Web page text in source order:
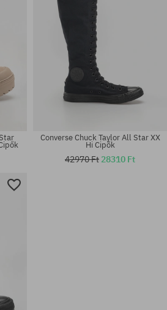
Converse Chuck Taylor All Star XX
Hi Cipők
42970 Ft 28310 Ft